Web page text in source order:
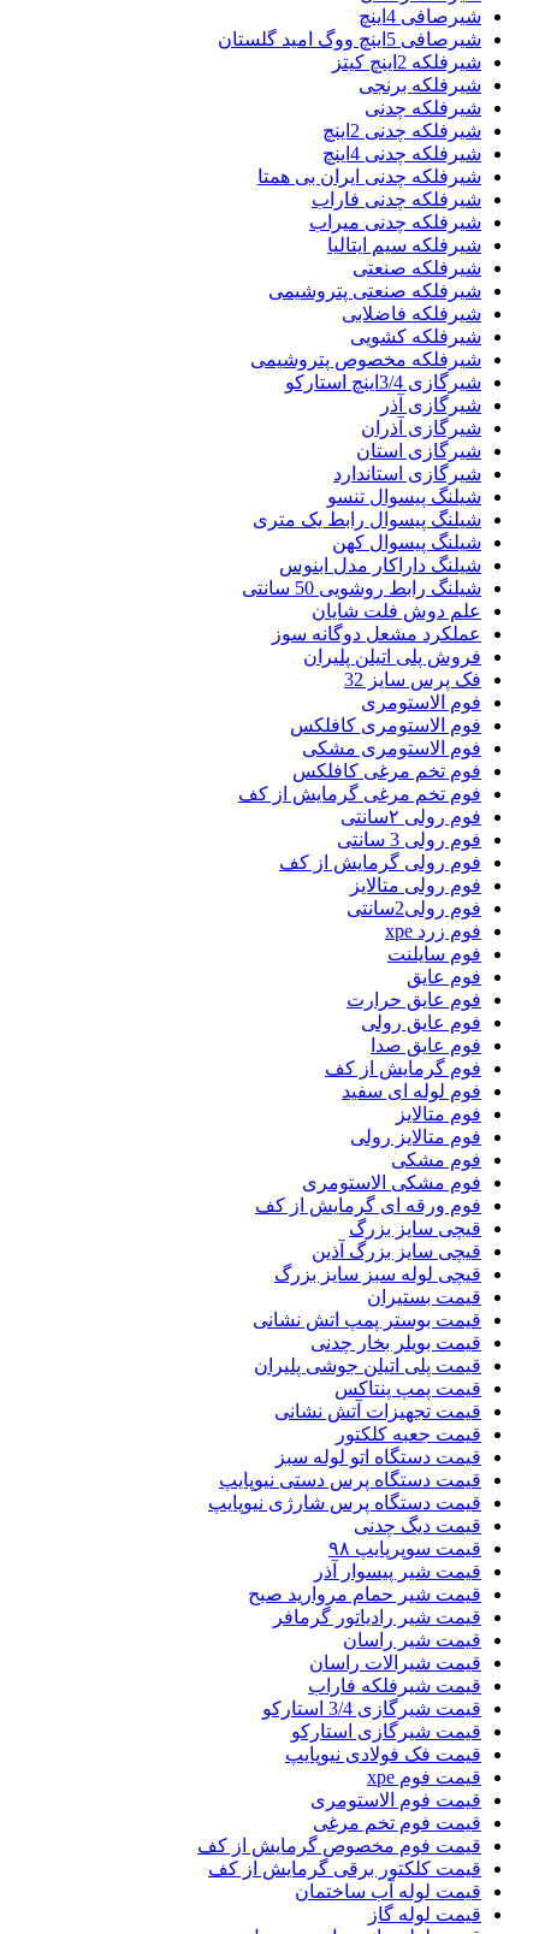
شیرصافی 4اینچ
شیرصافی 5اینچ ووگ امید گلستان
شیرفلکه 2اینچ کیتز
شیرفلکه برنجی
شیرفلکه چدنی
شیرفلکه چدنی 2اینچ
شیرفلکه چدنی 4اینچ
شیرفلکه چدنی ایران بی همتا
شیرفلکه چدنی فاراب
شیرفلکه چدنی میراب
شیرفلکه سیم ایتالیا
شیرفلکه صنعتی
شیرفلکه صنعتی پتروشیمی
شیرفلکه فاضلابی
شیرفلکه کشویی
شیرفلکه مخصوص پتروشیمی
شیرگازی 3/4اینچ استارکو
شیرگازی آذر
شیرگازی آذران
شیرگازی استان
شیرگازی استاندارد
شیلنگ پیسوال تنسو
شیلنگ پیسوال رابط یک متری
شیلنگ پیسوال کهن
شیلنگ داراکار مدل ابنوس
شیلنگ رابط روشویی 50 سانتی
علم دوش فلت شایان
عملکرد مشعل دوگانه سوز
فروش پلی اتیلن پلیران
فک پرس سایز 32
فوم الاستومری
فوم الاستومری کافلکس
فوم الاستومری مشکی
فوم تخم مرغی کافلکس
فوم تخم مرغی گرمایش از کف
فوم رولی ۲سانتی
فوم رولی 3 سانتی
فوم رولی گرمایش از کف
فوم رولی متالایز
فوم رولی2سانتی
فوم زرد xpe
فوم سایلنت
فوم عایق
فوم عایق حرارت
فوم عایق رولی
فوم عایق صدا
فوم گرمایش از کف
فوم لوله ای سفید
فوم متالایز
فوم متالایز رولی
فوم مشکی
فوم مشکی الاستومری
فوم ورقه ای گرمایش از کف
قیچی سایز بزرگ
قیچی سایز بزرگ آذین
قیچی لوله سبز سایز بزرگ
قیمت بستیران
قیمت بوستر پمپ اتش نشانی
قیمت بویلر بخار چدنی
قیمت پلی اتیلن جوشی پلیران
قیمت پمپ پنتاکس
قیمت تجهیزات آتش نشانی
قیمت جعبه کلکتور
قیمت دستگاه اتو لوله سبز
قیمت دستگاه پرس دستی نیوپایپ
قیمت دستگاه پرس شارژی نیوپایپ
قیمت دیگ چدنی
قیمت سوپرپایپ ۹۸
قیمت شیر پیسوار آذر
قیمت شیر حمام مروارید صبح
قیمت شیر رادیاتور گرمافر
قیمت شیر راسان
قیمت شیرالات راسان
قیمت شیرفلکه فاراب
قیمت شیرگازی 3/4 استارکو
قیمت شیرگازی استارکو
قیمت فک فولادی نیوپایپ
قیمت فوم xpe
قیمت فوم الاستومری
قیمت فوم تخم مرغی
قیمت فوم مخصوص گرمایش از کف
قیمت کلکتور برقی گرمایش از کف
قیمت لوله آب ساختمان
قیمت لوله گاز